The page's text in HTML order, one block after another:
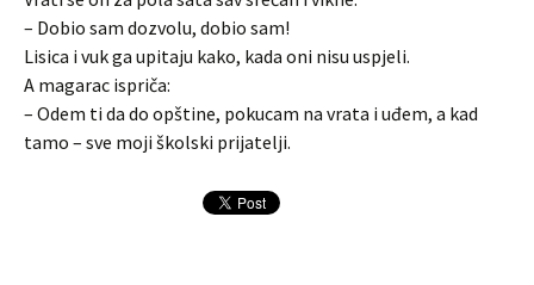
– Dobio sam dozvolu, dobio sam!
Lisica i vuk ga upitaju kako, kada oni nisu uspjeli.
A magarac ispriča:
– Odem ti da do opštine, pokucam na vrata i uđem, a kad
tamo – sve moji školski prijatelji.